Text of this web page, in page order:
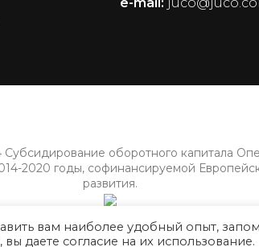
Субсидирование оборотного капитала
2020 годы, софинансируемой
развития.
вам наиболее удобный опыт,
даете согласие на их использование.